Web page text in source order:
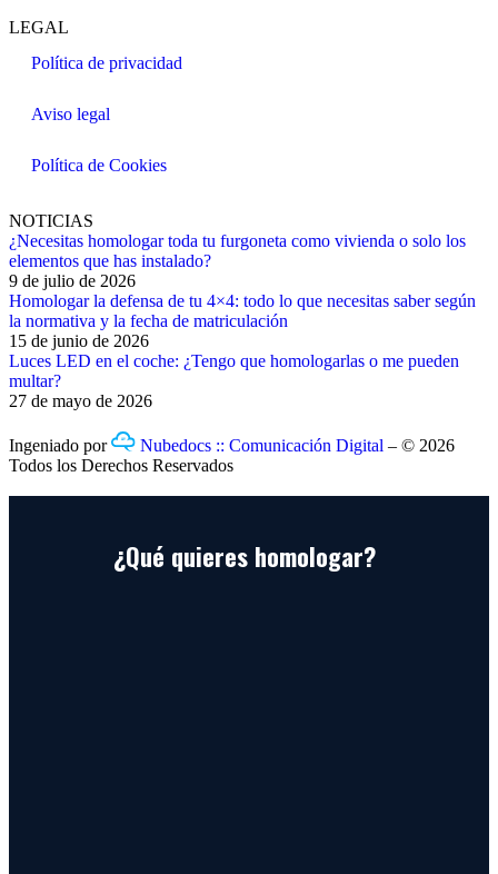
LEGAL
Política de privacidad
Aviso legal
Política de Cookies
NOTICIAS
¿Necesitas homologar toda tu furgoneta como vivienda o solo los
elementos que has instalado?
9 de julio de 2026
Homologar la defensa de tu 4×4: todo lo que necesitas saber según
la normativa y la fecha de matriculación
15 de junio de 2026
Luces LED en el coche: ¿Tengo que homologarlas o me pueden
multar?
27 de mayo de 2026
Ingeniado por Nubedocs :: Comunicación Digital – © 2026
Todos los Derechos Reservados
¿Qué quieres homologar?